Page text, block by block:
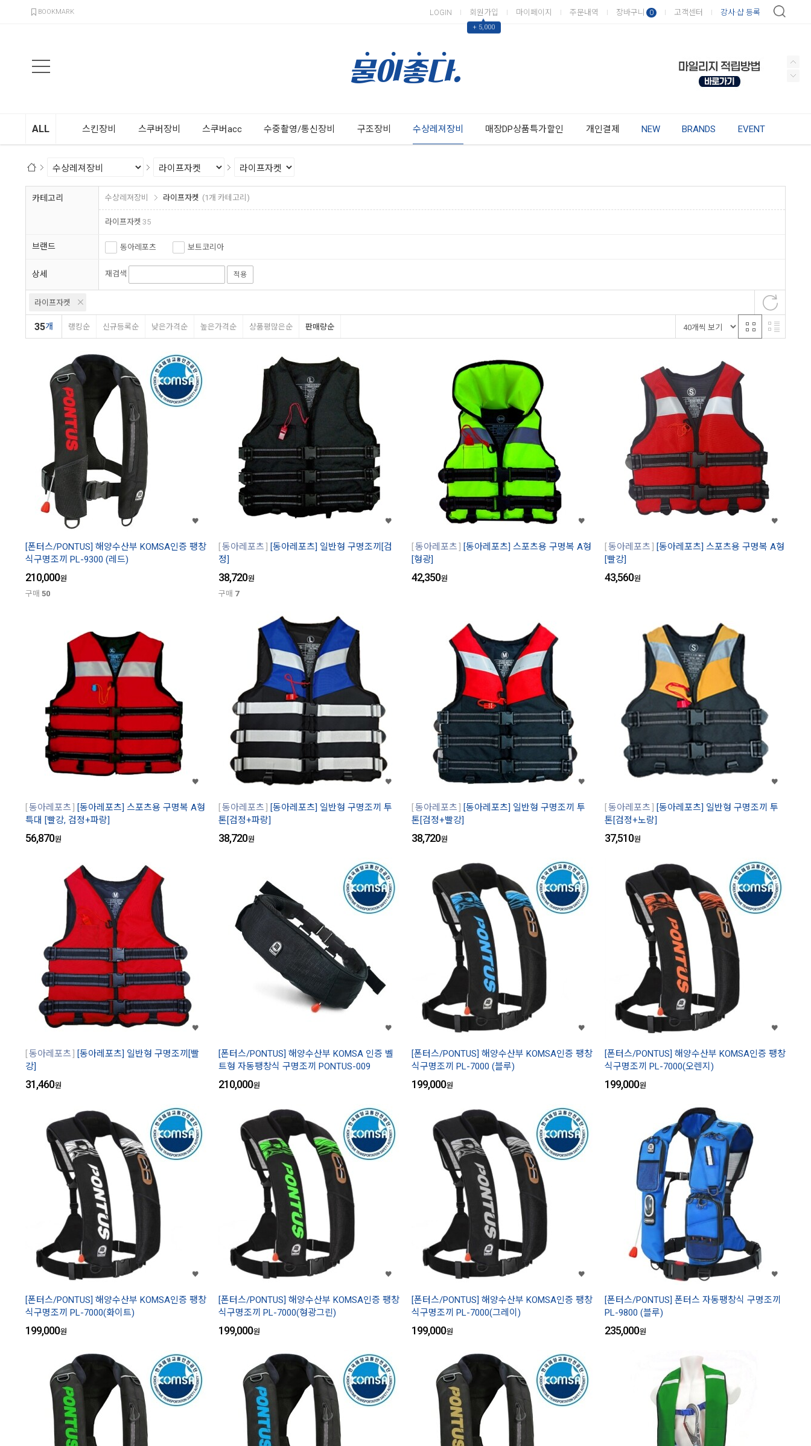
BOOKMARK LOGIN 회원가입
▲
+ 5,000
마이페이지 주문내역 장바구니 0 고객센터 강사·샵 등록
ALL 스킨장비 스쿠버장비 스쿠버acc 수중촬영/통신장비 구조장비 수상레져장비 매장DP상품특가할인 개인결제 NEW BRANDS EVENT
카테고리 수상레져장비 라이프자켓 (1개 카테고리)
라이프자켓 35
브랜드 동아레포츠 보트코리아
상세 재검색 적용
라이프자켓
35개 랭킹순 신규등록순 낮은가격순 높은가격순 상품평많은순 판매량순
[폰터스/PONTUS] 해양수산부 KOMSA인증 팽창
식구명조끼 PL-9300 (레드)
210,000원
구매 50
동아레포츠
[동아레포츠] 일반형 구명조끼[검
정]
38,720원
구매 7
동아레포츠
[동아레포츠] 스포츠용 구명복 A형
[형광]
42,350원
동아레포츠
[동아레포츠] 스포츠용 구명복 A형
[빨강]
43,560원
동아레포츠
[동아레포츠] 스포츠용 구명복 A형
특대 [빨강, 검정+파랑]
56,870원
동아레포츠
[동아레포츠] 일반형 구명조끼 투
톤[검정+파랑]
38,720원
동아레포츠
[동아레포츠] 일반형 구명조끼 투
톤[검정+빨강]
38,720원
동아레포츠
[동아레포츠] 일반형 구명조끼 투
톤[검정+노랑]
37,510원
동아레포츠
[동아레포츠] 일반형 구명조끼[빨
강]
31,460원
[폰터스/PONTUS] 해양수산부 KOMSA 인증 벨
트형 자동팽창식 구명조끼 PONTUS-009
210,000원
[폰터스/PONTUS] 해양수산부 KOMSA인증 팽창
식구명조끼 PL-7000 (블루)
199,000원
[폰터스/PONTUS] 해양수산부 KOMSA인증 팽창
식구명조끼 PL-7000(오렌지)
199,000원
[폰터스/PONTUS] 해양수산부 KOMSA인증 팽창
식구명조끼 PL-7000(화이트)
199,000원
[폰터스/PONTUS] 해양수산부 KOMSA인증 팽창
식구명조끼 PL-7000(형광그린)
199,000원
[폰터스/PONTUS] 해양수산부 KOMSA인증 팽창
식구명조끼 PL-7000(그레이)
199,000원
[폰터스/PONTUS] 폰터스 자동팽창식 구명조끼
PL-9800 (블루)
235,000원